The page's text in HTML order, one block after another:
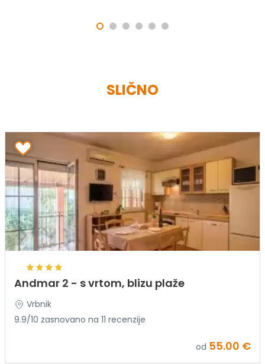
SLIČNO
Andmar 2 - s vrtom, blizu plaže
Vrbnik
9.9/10 zasnovano na 11 recenzije
od 55.00 €